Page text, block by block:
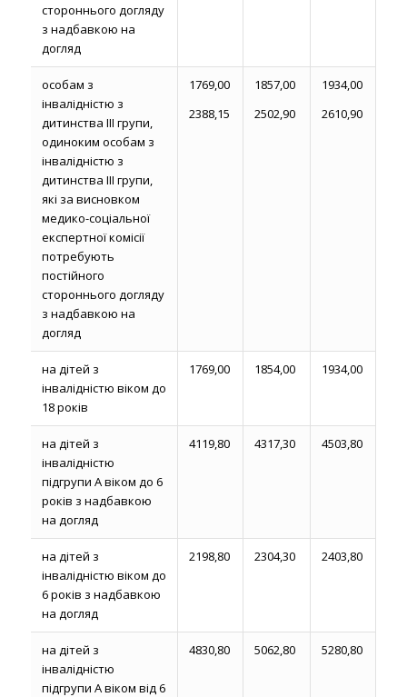
стороннього догляду
з надбавкою на
догляд
особам з
інвалідністю з
дитинства ІІІ групи,
одиноким особам з
інвалідністю з
дитинства ІІІ групи,
які за висновком
медико-соціальної
експертної комісії
потребують
постійного
стороннього догляду
з надбавкою на
догляд
1769,00
2388,15
1857,00
2502,90
1934,00
2610,90
на дітей з
інвалідністю віком до
18 років
1769,00 1854,00 1934,00
на дітей з
інвалідністю
підгрупи А віком до 6
років з надбавкою
на догляд
4119,80 4317,30 4503,80
на дітей з
інвалідністю віком до
6 років з надбавкою
на догляд
2198,80 2304,30 2403,80
на дітей з
інвалідністю
підгрупи А віком від 6
4830,80 5062,80 5280,80